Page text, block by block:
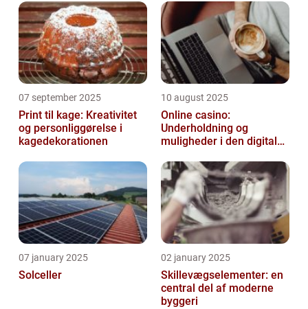
07 september 2025
Print til kage: Kreativitet
og personliggørelse i
kagedekorationen
10 august 2025
Online casino:
Underholdning og
muligheder i den digitale
07 january 2025
Solceller
02 january 2025
Skillevægselementer: en
central del af moderne
byggeri